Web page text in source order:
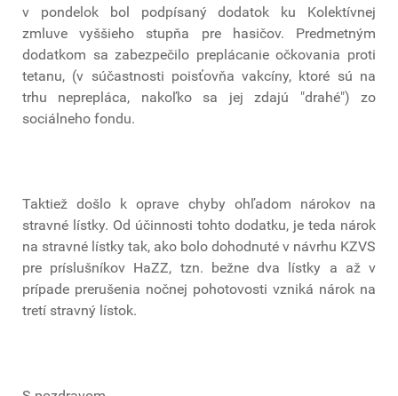
v pondelok bol podpísaný dodatok ku Kolektívnej
zmluve vyššieho stupňa pre hasičov. Predmetným
dodatkom sa zabezpečilo preplácanie očkovania proti
tetanu, (v súčastnosti poisťovňa vakcíny, ktoré sú na
trhu neprepláca, nakoľko sa jej zdajú "drahé") zo
sociálneho fondu.
Taktiež došlo k oprave chyby ohľadom nárokov na
stravné lístky. Od účinnosti tohto dodatku, je teda nárok
na stravné lístky tak, ako bolo dohodnuté v návrhu KZVS
pre príslušníkov HaZZ, tzn. bežne dva lístky a až v
prípade prerušenia nočnej pohotovosti vzniká nárok na
tretí stravný lístok.